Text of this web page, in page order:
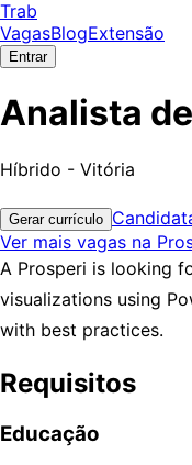
Trab
VagasBlogExtensão
Entrar
Analista
Híbrido - Vitória
Gerar currículo
Ver mais vagas na
A Prosperi is looking
visualizations using
with best practices.
Requisitos
Educação